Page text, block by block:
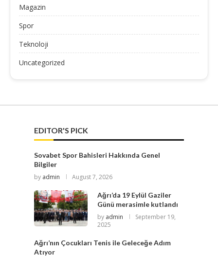
Magazin
Spor
Teknoloji
Uncategorized
EDITOR'S PICK
Sovabet Spor Bahisleri Hakkında Genel
Bilgiler
by admin August 7, 2026
Ağrı’da 19 Eylül Gaziler
Günü merasimle kutlandı
by admin
September 19,
2025
Ağrı’nın Çocukları Tenis ile Geleceğe Adım
Atıyor